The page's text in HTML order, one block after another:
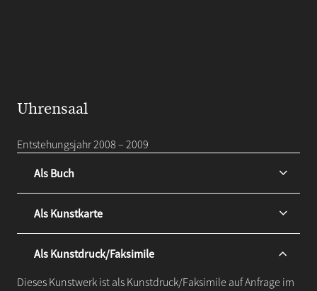
Uhrensaal
Entstehungsjahr 2008 – 2009
Als Buch
Als Kunstkarte
Als Kunstdruck/Faksimile
Dieses Kunstwerk ist als Kunstdruck/Faksimile auf Anfrage im